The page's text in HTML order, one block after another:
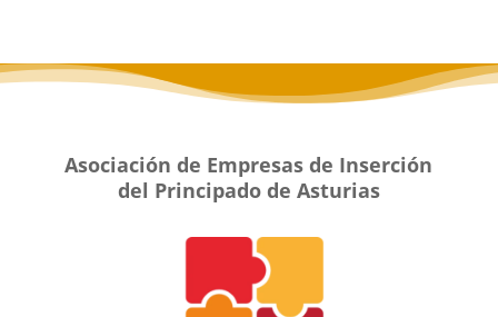
Asociación de Empresas de Inserción
del Principado de Asturias